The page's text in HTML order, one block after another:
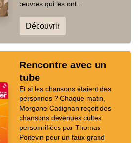
œuvres qui les ont...
Découvrir
Rencontre avec un
tube
Et si les chansons étaient des
personnes ? Chaque matin,
Morgane Cadignan reçoit des
chansons devenues cultes
personnifiées par Thomas
Poitevin pour un faux grand